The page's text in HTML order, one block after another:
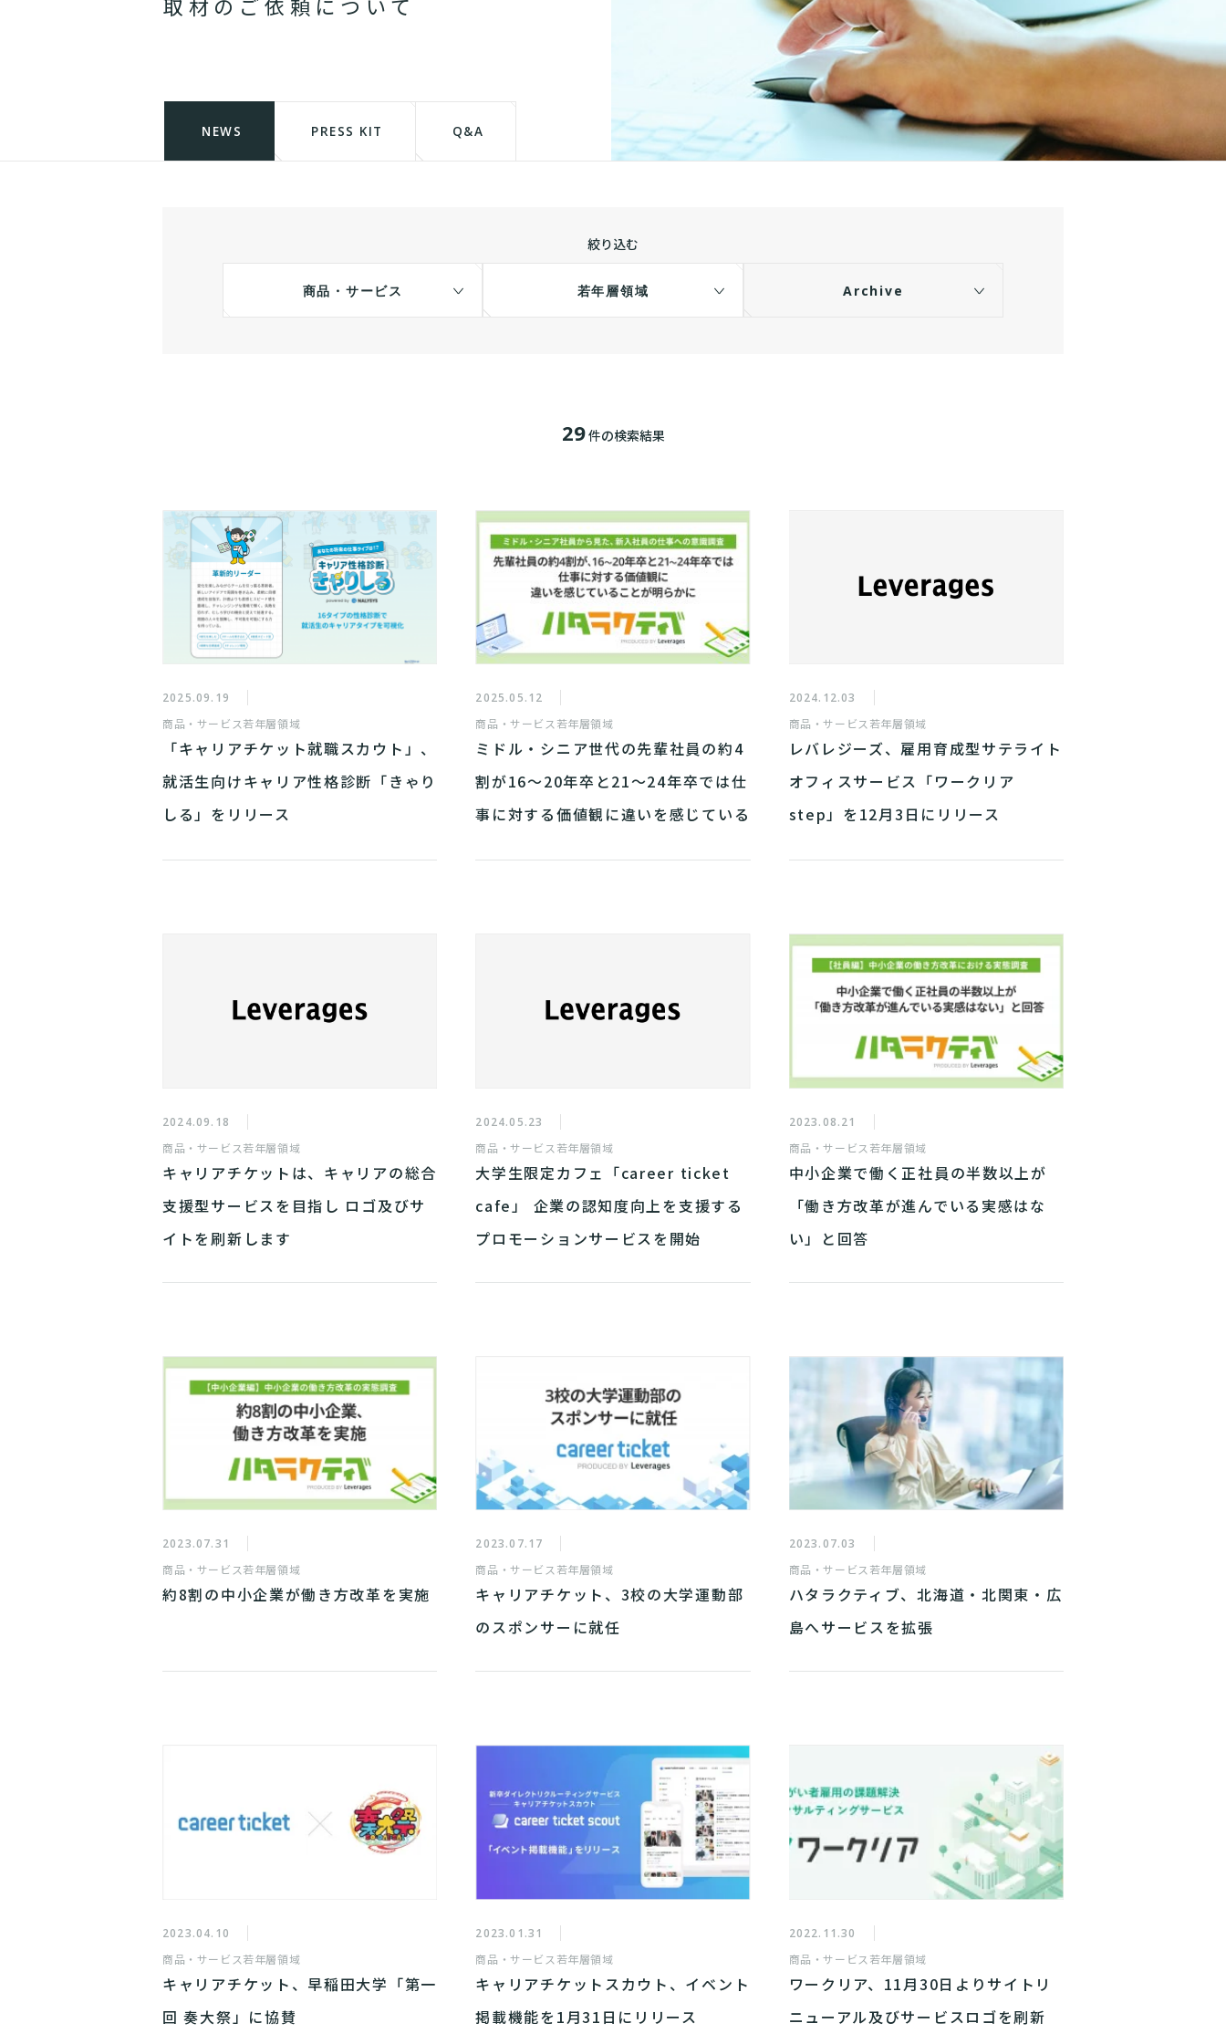
NEWS PRESS KIT Q&A
絞り込む
商品・サービス 若年層領域 Archive
29件の検索結果
2025.09.19
商品・サービス若年層領域
「キャリアチケット就職スカウト」、
就活生向けキャリア性格診断「きゃり
しる」をリリース
2025.05.12
商品・サービス若年層領域
ミドル・シニア世代の先輩社員の約4
割が16〜20年卒と21〜24年卒では仕
事に対する価値観に違いを感じている
2024.12.03
商品・サービス若年層領域
レバレジーズ、雇用育成型サテライト
オフィスサービス「ワークリア
step」を12月3日にリリース
2024.09.18
商品・サービス若年層領域
キャリアチケットは、キャリアの総合
支援型サービスを目指し ロゴ及びサ
イトを刷新します
2024.05.23
商品・サービス 若年層領域
大学生限定カフェ「career ticket
cafe」 企業の認知度向上を支援する
プロモーションサービスを開始
2023.08.21
商品・サービス 若年層領域
中小企業で働く正社員の半数以上が
「働き方改革が進んでいる実感はな
い」と回答
2023.07.31
商品・サービス若年層領域
約8割の中小企業が働き方改革を実施
2023.07.17
商品・サービス若年層領域
キャリアチケット、3校の大学運動部
のスポンサーに就任
2023.07.03
商品・サービス若年層領域
ハタラクティブ、北海道・北関東・広
島へサービスを拡張
2023.04.10
商品・サービス若年層領域
キャリアチケット、早稲田大学「第一
回 奏大祭」に協賛
2023.01.31
商品・サービス 若年層領域
キャリアチケットスカウト、イベント
掲載機能を1月31日にリリース
2022.11.30
商品・サービス 若年層領域
ワークリア、11月30日よりサイトリ
ニューアル及びサービスロゴを刷新